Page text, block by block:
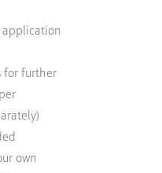
application
for further
own